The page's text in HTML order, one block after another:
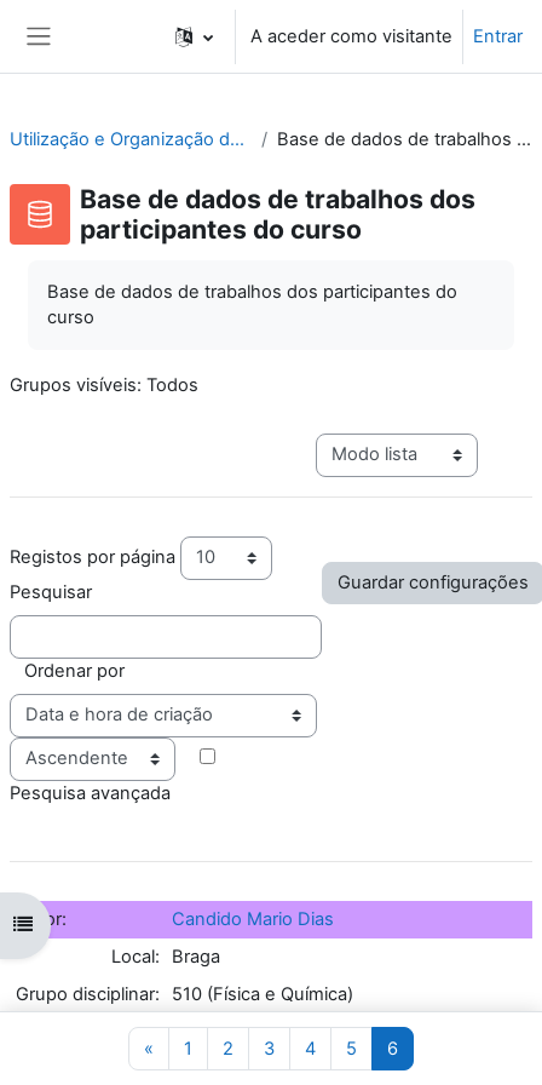
A aceder como visitante Entrar
Abrir índice da disciplina
Utilização e Organização de Laboratórios Escolares Base de dados de trabalhos dos participantes do curso
Base de dados de trabalhos dos
participantes do curso
Base de dados de trabalhos dos participantes do
curso
Grupos visíveis: Todos
Navegação terciária do
Registos por página
Pesquisar
Ordenar por
Pesquisa avançada
Autor:
Candido Mario Dias
Local:
Braga
Grupo disciplinar:
510 (Física e Química)
Escola: ES José Régio
Título do
« Página anterior
1 Página 1
2 Página 2
3Página 3
4Página 4
5 Página 5
6Página 6